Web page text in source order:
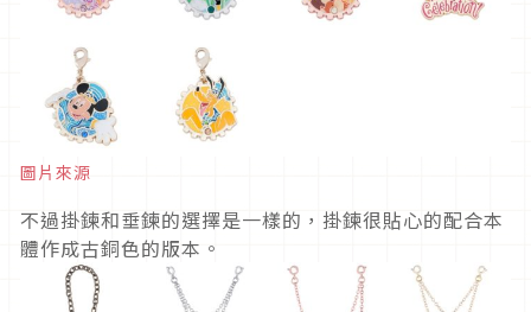
圖片來源
不過掛鍊和垂鍊的選擇是一樣的，掛鍊很貼心的配合本
體作成古銅色的版本。